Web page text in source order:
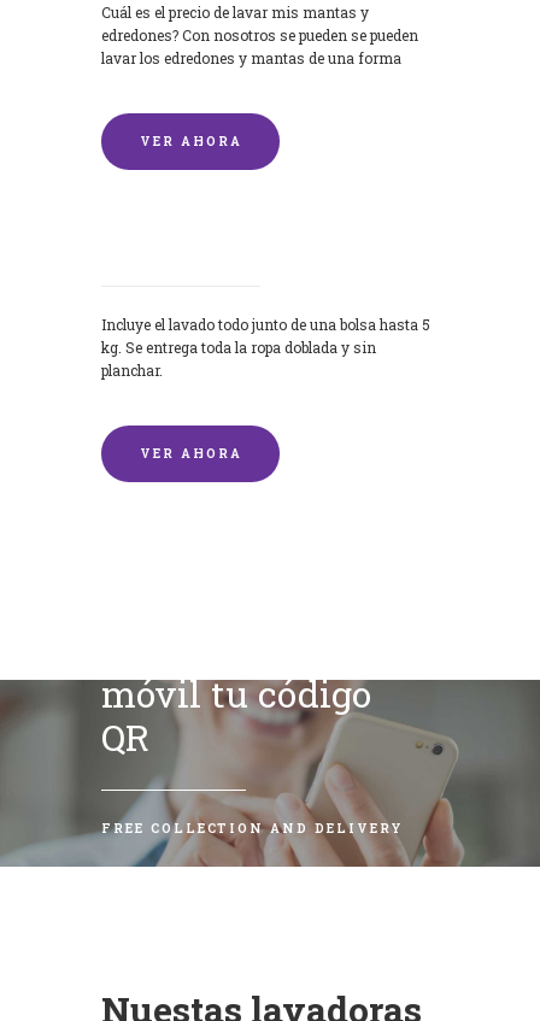
Cuál es el precio de lavar mis mantas y
edredones? Con nosotros se pueden se pueden
lavar los edredones y mantas de una forma
VER AHORA
Incluye el lavado todo junto de una bolsa hasta 5
kg. Se entrega toda la ropa doblada y sin
planchar.
VER AHORA
móvil tu código
QR
FREE COLLECTION AND DELIVERY
Nuestas lavadoras